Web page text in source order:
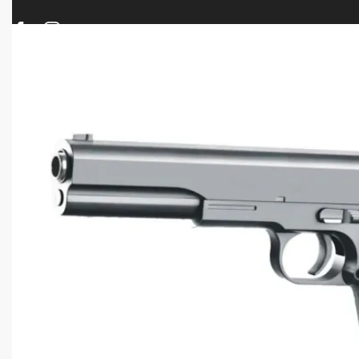
ΟΠΛΑ – ΚΥΝΗΓΙ – ΣΚΟΠΟΒΟΛΗ ΑΕΡΟΒΟΛΑ –